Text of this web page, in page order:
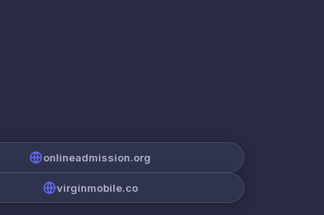
onlineadmission.org
virginmobile.co